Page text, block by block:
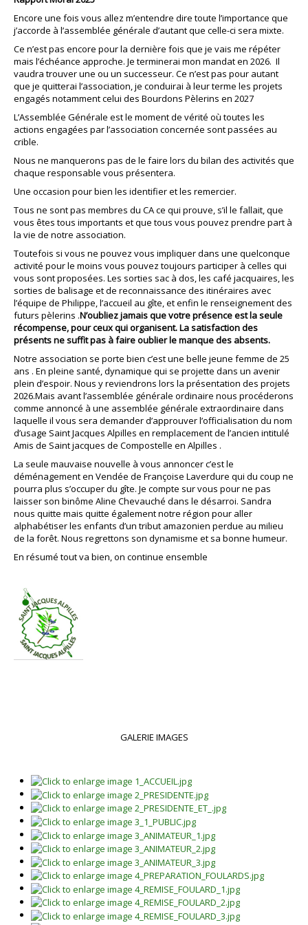
notre association
Encore une fois vous allez m’entendre dire toute l’importance que
j’accorde à l’assemblée générale d’autant que celle-ci sera mixte.
Ce n’est pas encore pour la dernière fois que je vais me répéter
mais l’échéance approche. Je terminerai mon mandat en 2026. Il
vaudra trouver une ou un successeur. Ce n’est pas pour autant
que je quitterai l’association, je conduirai à leur terme les projets
engagés notamment celui des Bourdons Pèlerins en 2027
L’Assemblée Générale est le moment de vérité où toutes les
actions engagées par l’association concernée sont passées au
crible.
Nous ne manquerons pas de le faire lors du bilan des activités que
chaque responsable vous présentera.
Une occasion pour bien les identifier et les remercier.
Tous ne sont pas membres du CA ce qui prouve, s’il le fallait, que
vous êtes tous importants et que tous vous pouvez prendre part à
la vie de notre association.
Toutefois si vous ne pouvez vous impliquer dans une quelconque
activité pour le moins vous pouvez toujours participer à celles qui
vous sont proposées. Les sorties sac à dos, les café jacquaires, les
sorties de balisage et de reconnaissance des itinéraires avec
l’équipe de Philippe, l’accueil au gîte, et enfin le renseignement des
futurs pèlerins .N’oubliez jamais que votre présence est la seule
récompense, pour ceux qui organisent. La satisfaction des
présents ne suffit pas à faire oublier le manque des absents.
Notre association se porte bien c’est une belle jeune femme de 25
ans . En pleine santé, dynamique qui se projette dans un avenir
plein d’espoir. Nous y reviendrons lors la présentation des projets
2026.Mais avant l’assemblée générale ordinaire nous procéderons
comme annoncé à une assemblée générale extraordinaire dans
laquelle il vous sera demander d’approuver l’officialisation du nom
d’usage Saint Jacques Alpilles en remplacement de l’ancien intitulé
Amis de Saint jacques de Compostelle en Alpilles .
La seule mauvaise nouvelle à vous annoncer c’est le
déménagement en Vendée de Françoise Laverdure qui du coup ne
pourra plus s’occuper du gîte. Je compte sur vous pour ne pas
laisser son binôme Aline Chevauché dans le désarroi. Sandra
nous quitte mais quitte également notre région pour aller
alphabétiser les enfants d’un tribut amazonien perdue au milieu
de la forêt. Nous regrettons son dynamisme et sa bonne humeur.
En résumé tout va bien, on continue ensemble
GALERIE IMAGES